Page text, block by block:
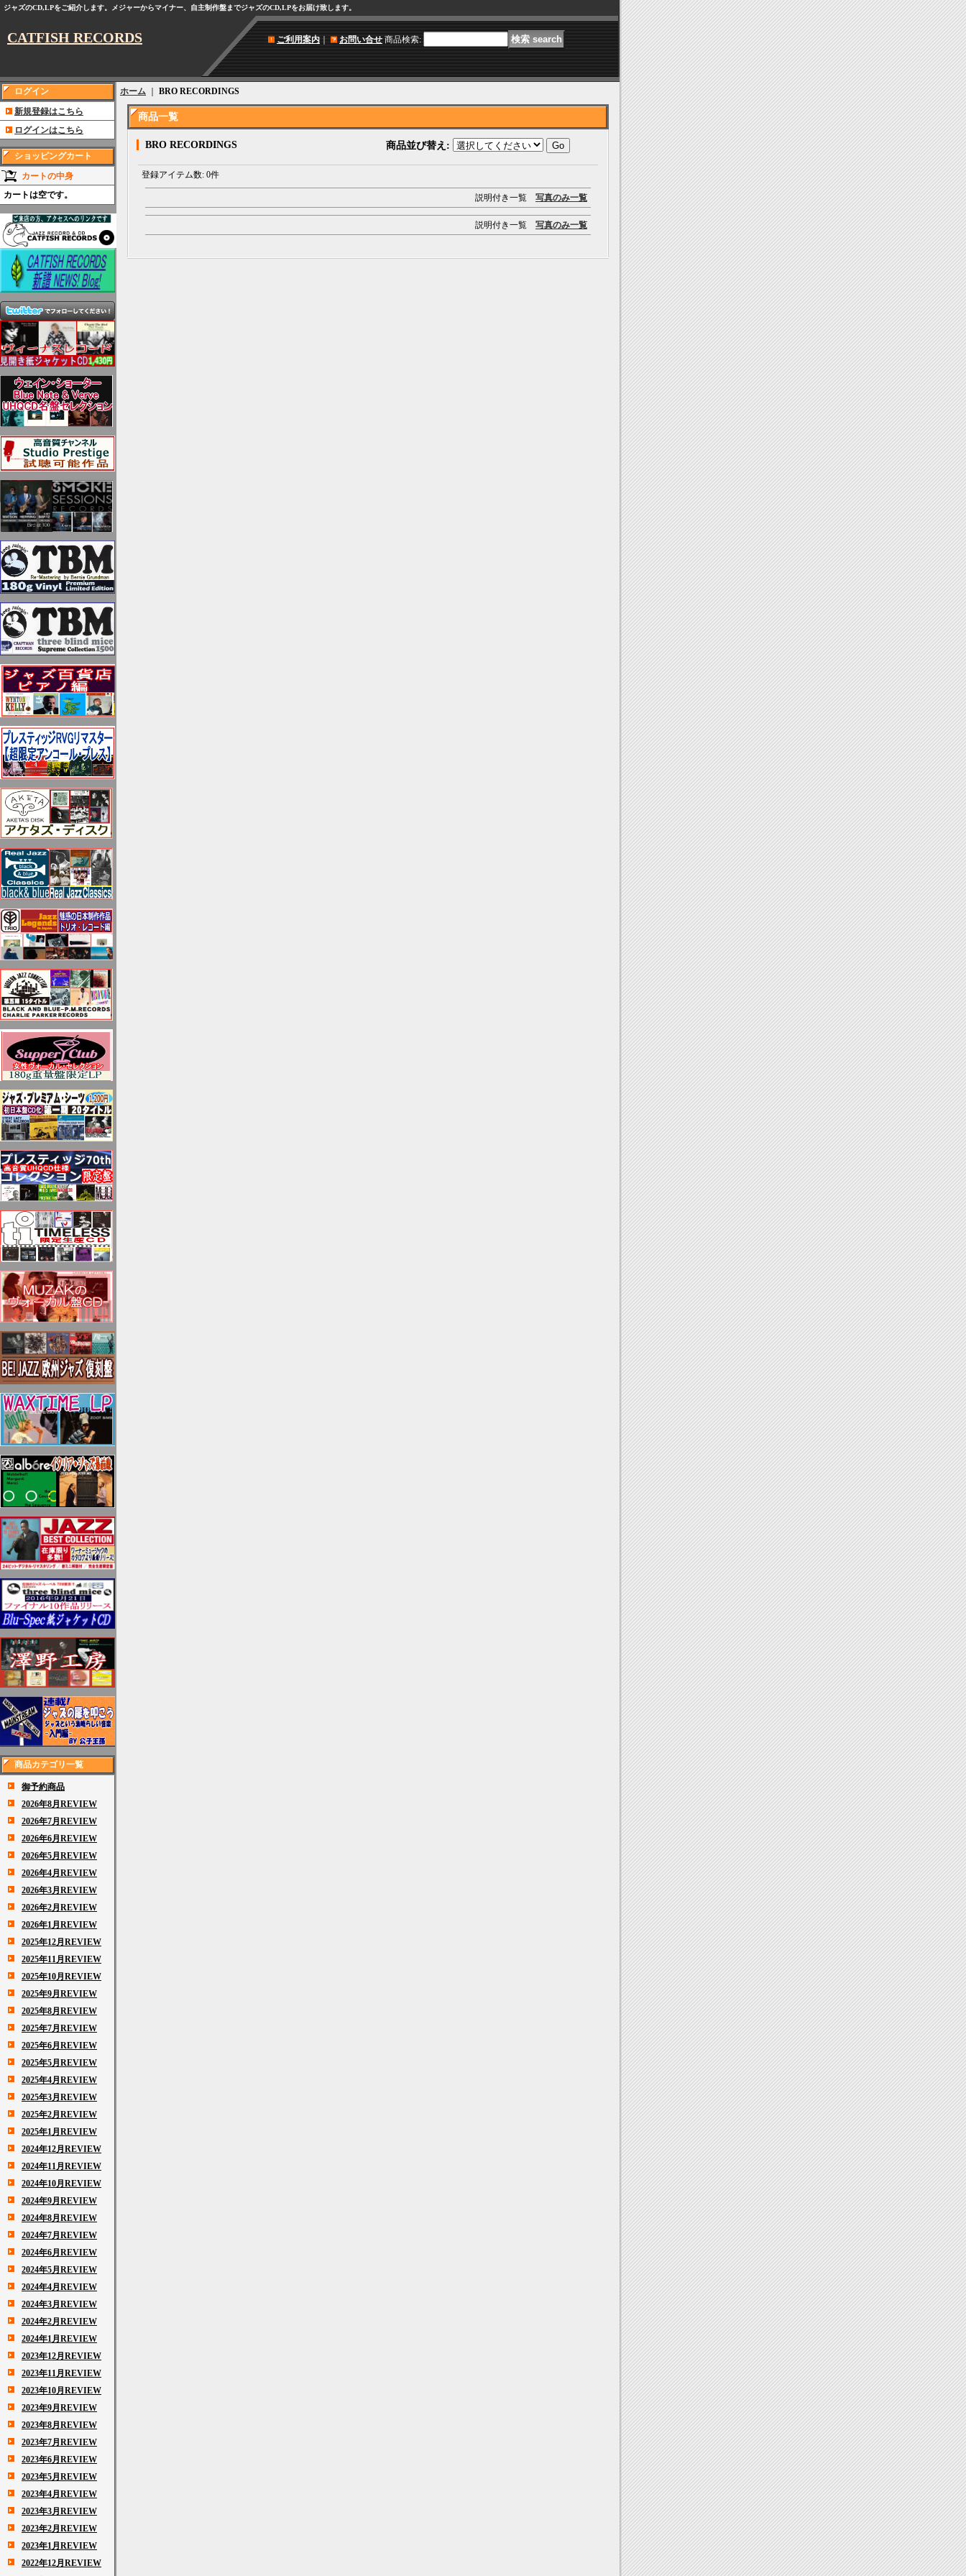
ジャズのCD,LPをご紹介します。メジャーからマイナー、自主制作盤までジャズのCD,LPをお届け致します。
CATFISH RECORDS ご利用案内｜ お問い合せ 商品検索:
ログイン
新規登録はこちら
ログインはこちら
ショッピングカート
カートの中身
カートは空です。
商品カテゴリ一覧
御予約商品
2026年8月REVIEW
2026年7月REVIEW
2026年6月REVIEW
2026年5月REVIEW
2026年4月REVIEW
2026年3月REVIEW
2026年2月REVIEW
2026年1月REVIEW
2025年12月REVIEW
2025年11月REVIEW
2025年10月REVIEW
2025年9月REVIEW
2025年8月REVIEW
2025年7月REVIEW
2025年6月REVIEW
2025年5月REVIEW
2025年4月REVIEW
2025年3月REVIEW
2025年2月REVIEW
2025年1月REVIEW
2024年12月REVIEW
2024年11月REVIEW
2024年10月REVIEW
2024年9月REVIEW
2024年8月REVIEW
2024年7月REVIEW
2024年6月REVIEW
2024年5月REVIEW
2024年4月REVIEW
2024年3月REVIEW
2024年2月REVIEW
2024年1月REVIEW
2023年12月REVIEW
2023年11月REVIEW
2023年10月REVIEW
2023年9月REVIEW
2023年8月REVIEW
2023年7月REVIEW
2023年6月REVIEW
2023年5月REVIEW
2023年4月REVIEW
2023年3月REVIEW
2023年2月REVIEW
2023年1月REVIEW
2022年12月REVIEW
ホーム BRO RECORDINGS
商品一覧
BRO RECORDINGS 商品並び替え :
登録アイテム数: 0件
説明付き一覧 写真のみ一覧
説明付き一覧 写真のみ一覧